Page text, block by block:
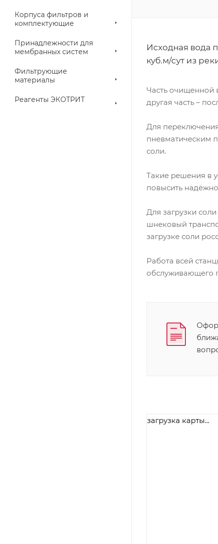
Корпуса фильтров и
комплектующие
Принадлежности для
мембранных систем
Фильтрующие
материалы
Реагенты ЭКОТРИТ
Исходная вода
куб.м/сут из
Часть очищенной
другая часть –
Для
пневматическим
соли.
Такие решения в
повысить
Для загрузки
шнековый
загрузке соли
Работа всей
обслуживающего
загрузка карты...